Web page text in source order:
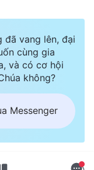
đã vang lên, đại
cùng gia
và có cơ hội
không?
Messenger